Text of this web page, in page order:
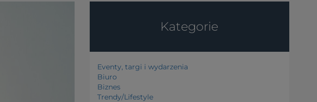
Kategorie
Eventy, targi i wydarzenia
Biuro
Biznes
Trendy/Lifestyle